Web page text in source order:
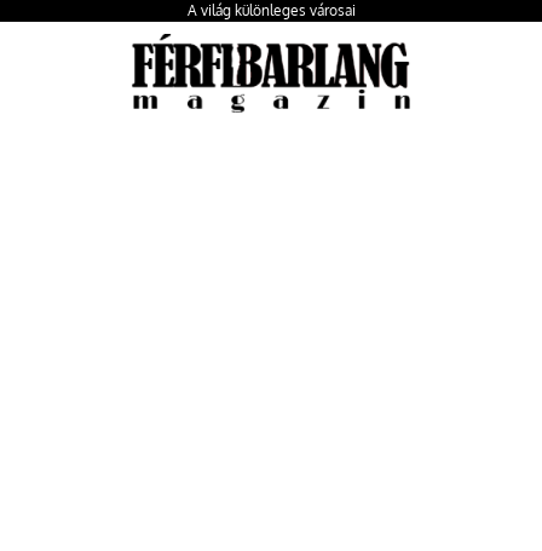
A világ különleges városai